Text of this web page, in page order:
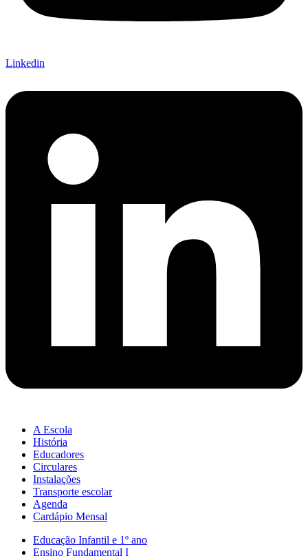
Linkedin
A Escola
História
Educadores
Circulares
Instalações
Transporte escolar
Agenda
Cardápio Mensal
Educação Infantil e 1º ano
Ensino Fundamental I